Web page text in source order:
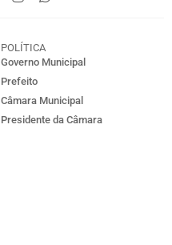
POLÍTICA
Governo Municipal
Prefeito
Câmara Municipal
Presidente da Câmara